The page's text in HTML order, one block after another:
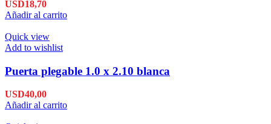
USD18,70
Añadir al carrito
Quick view
Add to wishlist
Puerta plegable 1.0 x 2.10 blanca
USD40,00
Añadir al carrito